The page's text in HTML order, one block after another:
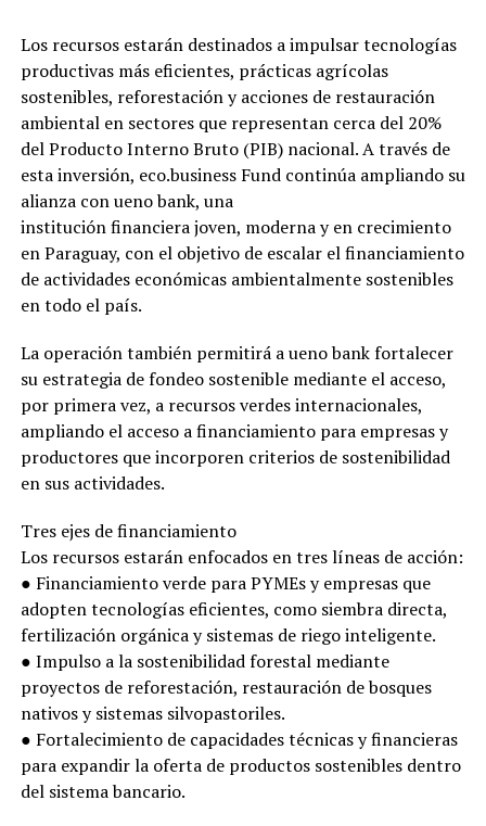
Los recursos estarán destinados a impulsar tecnologías
productivas más eficientes, prácticas agrícolas
sostenibles, reforestación y acciones de restauración
ambiental en sectores que representan cerca del 20%
del Producto Interno Bruto (PIB) nacional. A través de
esta inversión, eco.business Fund continúa ampliando su
alianza con ueno bank, una
institución financiera joven, moderna y en crecimiento
en Paraguay, con el objetivo de escalar el financiamiento
de actividades económicas ambientalmente sostenibles
en todo el país.
La operación también permitirá a ueno bank fortalecer
su estrategia de fondeo sostenible mediante el acceso,
por primera vez, a recursos verdes internacionales,
ampliando el acceso a financiamiento para empresas y
productores que incorporen criterios de sostenibilidad
en sus actividades.
Tres ejes de financiamiento
Los recursos estarán enfocados en tres líneas de acción:
● Financiamiento verde para PYMEs y empresas que
adopten tecnologías eficientes, como siembra directa,
fertilización orgánica y sistemas de riego inteligente.
● Impulso a la sostenibilidad forestal mediante
proyectos de reforestación, restauración de bosques
nativos y sistemas silvopastoriles.
● Fortalecimiento de capacidades técnicas y financieras
para expandir la oferta de productos sostenibles dentro
del sistema bancario.